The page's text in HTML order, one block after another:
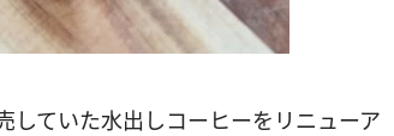
していた水出しコーヒーをリニューア